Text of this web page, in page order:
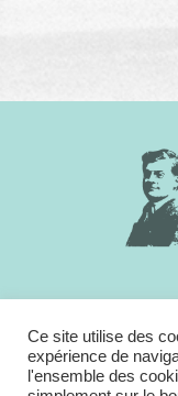
23 bis
Standard
E-mail :
Ce site utilise des
expérience de
l'ensemble des